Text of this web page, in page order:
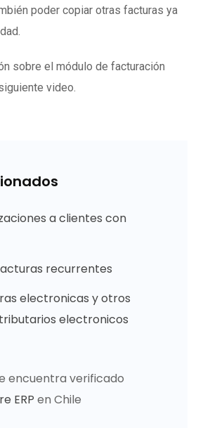
poder copiar otras facturas ya
sobre el módulo de facturación
video.
a clientes con
recurrentes
electronicas y otros
electronicos
encuentra verificado
ERP en Chile